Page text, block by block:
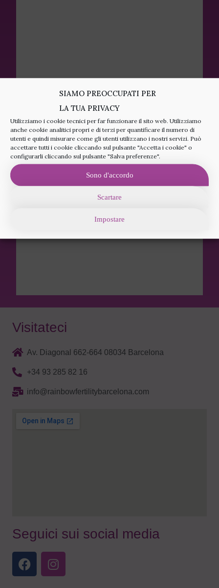
SIAMO PREOCCUPATI PER
LA TUA PRIVACY
Utilizziamo i cookie tecnici per far funzionare il sito web. Utilizziamo
anche cookie analitici propri e di terzi per quantificare il numero di
utenti e quindi misurare come gli utenti utilizzano i nostri servizi. Può
accettare tutti i cookie cliccando sul pulsante "Accetta i cookie" o
configurarli cliccando sul pulsante "Salva preferenze".
Sono d'accordo
Scartare
Impostare
Visitateci
Av. Diagonal 662-664 08034 Barcelona
+34 93 285 82 16
info@rainbowfertilitybarcelona.com
Seguici sui social media